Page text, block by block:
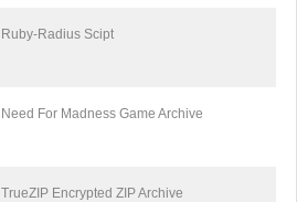
Ruby-Radius Scipt
Need For Madness Game Archive
TrueZIP Encrypted ZIP Archive